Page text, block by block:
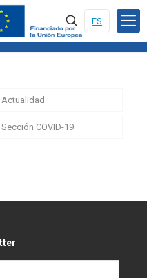
ES
Actualidad
Sección COVID-19